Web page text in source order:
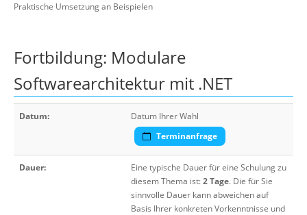
Praktische Umsetzung an Beispielen
Fortbildung: Modulare
Softwarearchitektur mit .NET
Datum:
Datum Ihrer Wahl
Terminanfrage
Dauer:
Eine typische Dauer für eine Schulung zu
diesem Thema ist:2 Tage. Die für Sie
sinnvolle Dauer kann abweichen auf
Basis Ihrer konkreten Vorkenntnisse und